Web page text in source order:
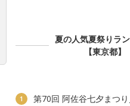
夏の人気夏祭りラ
【東京都】
1 第70回 阿佐谷七夕まつ